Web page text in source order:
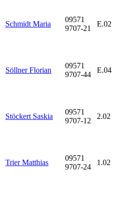
Schmidt Maria
09571
9707-21
E.02
Söllner Florian
09571
9707-44
E.04
Stöckert Saskia
09571
9707-12
2.02
Trier Matthias
09571
9707-24
1.02